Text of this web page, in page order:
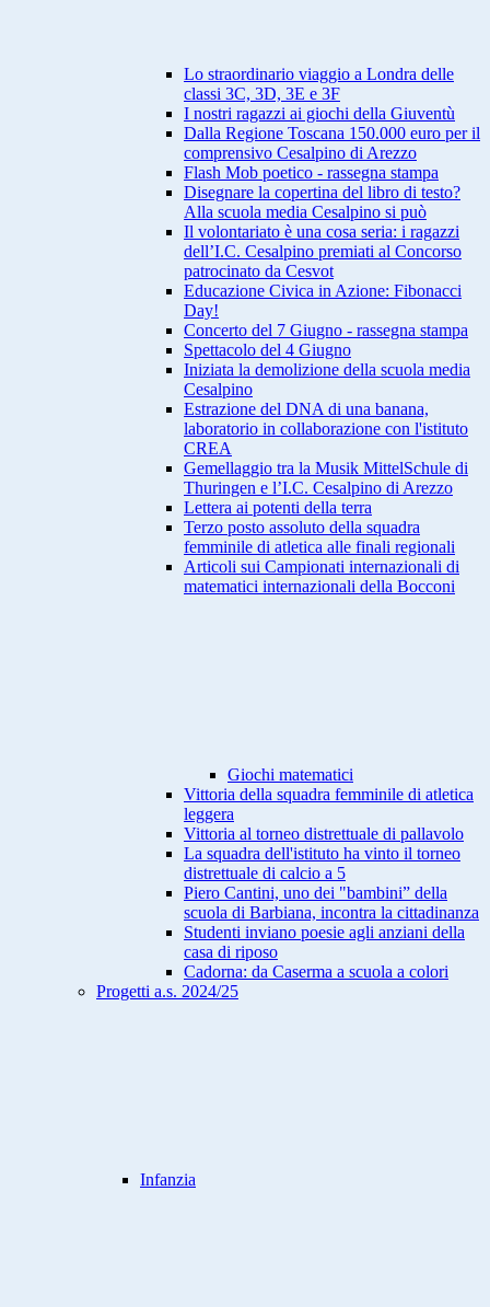
Lo straordinario viaggio a Londra delle
classi 3C, 3D, 3E e 3F
I nostri ragazzi ai giochi della Giuventù
Dalla Regione Toscana 150.000 euro per il
comprensivo Cesalpino di Arezzo
Flash Mob poetico - rassegna stampa
Disegnare la copertina del libro di testo?
Alla scuola media Cesalpino si può
Il volontariato è una cosa seria: i ragazzi
dell’I.C. Cesalpino premiati al Concorso
patrocinato da Cesvot
Educazione Civica in Azione: Fibonacci
Day!
Concerto del 7 Giugno - rassegna stampa
Spettacolo del 4 Giugno
Iniziata la demolizione della scuola media
Cesalpino
Estrazione del DNA di una banana,
laboratorio in collaborazione con l'istituto
CREA
Gemellaggio tra la Musik MittelSchule di
Thuringen e l’I.C. Cesalpino di Arezzo
Lettera ai potenti della terra
Terzo posto assoluto della squadra
femminile di atletica alle finali regionali
Articoli sui Campionati internazionali di
matematici internazionali della Bocconi
Giochi matematici
Vittoria della squadra femminile di atletica
leggera
Vittoria al torneo distrettuale di pallavolo
La squadra dell'istituto ha vinto il torneo
distrettuale di calcio a 5
Piero Cantini, uno dei "bambini” della
scuola di Barbiana, incontra la cittadinanza
Studenti inviano poesie agli anziani della
casa di riposo
Cadorna: da Caserma a scuola a colori
Progetti a.s. 2024/25
Infanzia